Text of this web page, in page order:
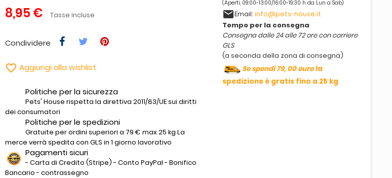
8,95 € Tasse incluse
Condividere
 Aggiungi alla wishlist
Politiche per la sicurezza
Pets' House rispetta la direttiva 2011/83/UE sui diritti
dei consumatori
Politiche per le spedizioni
Gratuite per ordini superiori a 79 € max 25 kg La
merce verrà spedita con GLS in 1 giorno lavorativo
Pagamenti sicuri
- Carta di Credito (Stripe) - Conto PayPal - Bonifico
Bancario - contrassegno
(Aperti, 09:00-13:00/16:00-19:30 h da Lun a Sab)
emailEmail:info@pets-house.it
Tempo per la consegna
Consegna dalle 24 alle 72 ore con corriere
GLS
(a seconda della zona di consegna)
Se spendi 79, 00 eurola
spedizione è gratis fino a 25 kg